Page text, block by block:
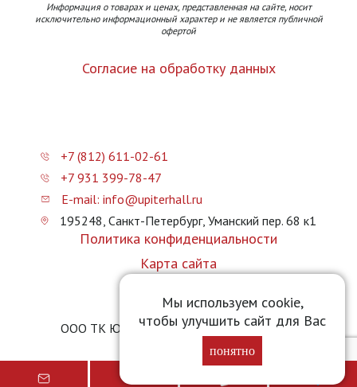
Мы используем cookie,
чтобы улучшить сайт для Вас
понятно
Информация о товарах и ценах, представленная на сайте, носит
исключительно информационный характер и не является публичной
офертой
Согласие на обработку данных
+7 (812) 611-02-61
+7 931 399-78-47
E-mail: info@upiterhall.ru
195248, Санкт-Петербург, Уманский пер. 68 к1
Политика конфиденциальности
Карта сайта
ООО ТК Юпитер Холл © 2026 upiterhall.ru